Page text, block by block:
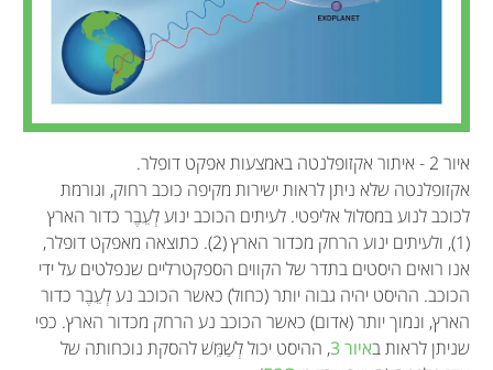
איור 2 - איתור אקזופלנטה באמצעות אפקט דופלר.
אקזופלנטה שלא ניתן לראות ישירות מקיפה כוכב רחוק, וגורמת
לכוכב לנוע במסלול אליפטי. לעיתים הכוכב ינוע לְעֵבֶר כדור הארץ
(1), ולעיתים ינוע הרחק מכדור הארץ (2). כתוצאה מאפקט דופלר,
אנו רואים היסטים בתדר של הקווים הספקטרליים שנפלטים על ידי
הכוכב. ההיסט יהיה גבוה יותר (כחול) כאשר הכוכב נע לְעֵבֶר כדור
הארץ, ונמוך יותר (אדום) כאשר הכוכב נע הרחק מכדור הארץ. כפי
שניתן לראות באיור 3 , ההיסט יכול לְשַׁמֵּשׁ להסקת נוכחותה של